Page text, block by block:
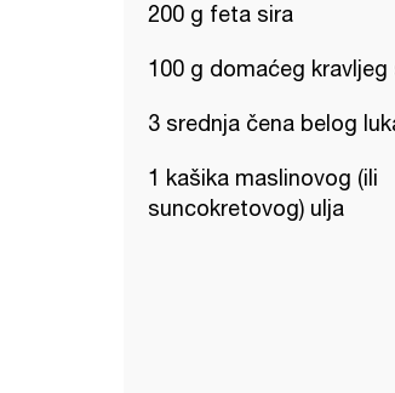
200 g feta sira
100 g domaćeg kravljeg
3 srednja čena belog
1 kašika maslinovog (ili
suncokretovog) ulja